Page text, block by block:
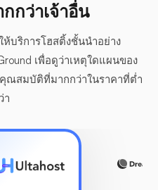
กว่าเจ้าอื่น
ห้บริการโฮสติ้งชั้นนำอย่าง
เพื่อดูว่าเหตุใดแผนของ
ณสมบัติที่มากกว่าในราคาที่ต่ำ
า